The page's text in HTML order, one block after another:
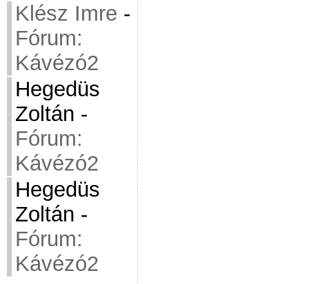
Klész Imre -
Fórum:
Kávézó2
Hegedüs
Zoltán -
Fórum:
Kávézó2
Hegedüs
Zoltán -
Fórum:
Kávézó2